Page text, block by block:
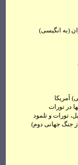
(به انگیسی)
آمریکا
در تورات
، تورات و تلمود
جنگ جهانی دوم)